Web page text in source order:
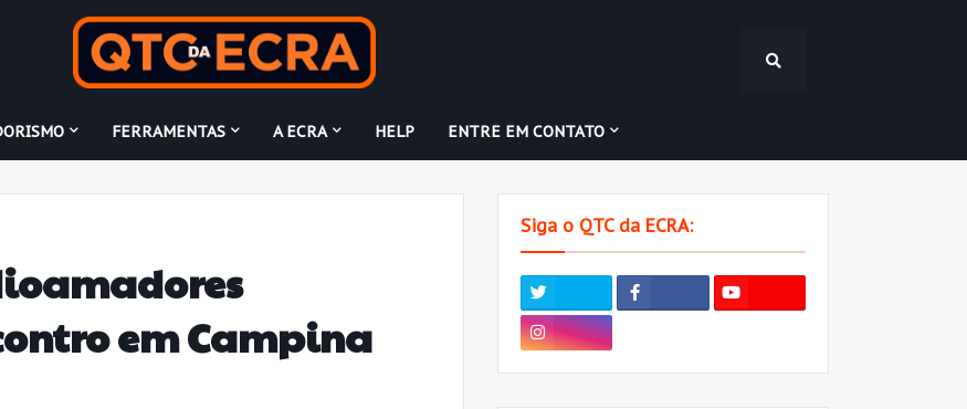
FERRAMENTAS A ECRA HELP ENTRE EM CONTATO
em Campina
Siga o QTC da ECRA: